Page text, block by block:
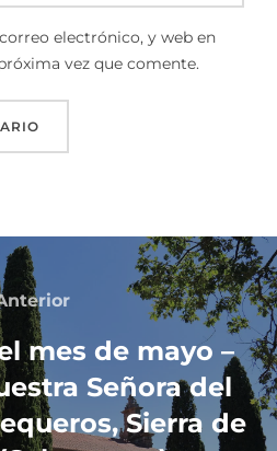
electrónico, y web en
vez que comente.
mes de mayo –
Señora del
Sierra de